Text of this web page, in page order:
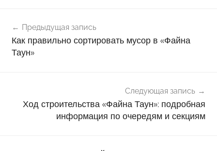
по
записям
Предыдущая запись
Как правильно сортировать мусор в «Файна
Таун»
Следующая запись
Ход строительства «Файна Таун»: подробная
информация по очередям и секциям